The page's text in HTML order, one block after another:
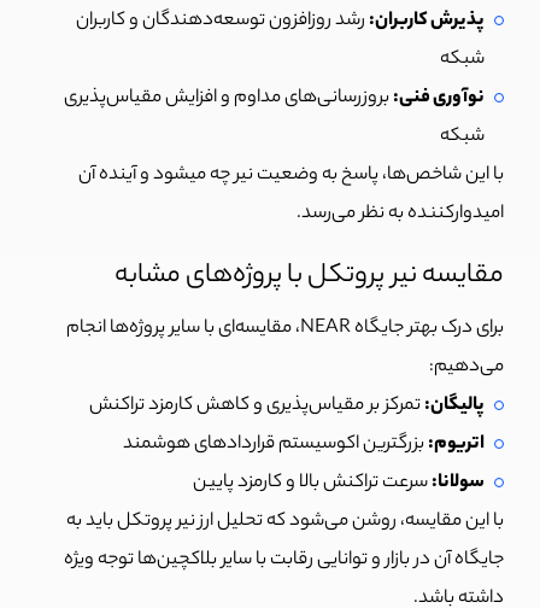
پذیرش کاربران: رشد روزافزون توسعه‌دهندگان و کاربران
شبکه
نوآوری فنی:بروزرسانی‌های مداوم و افزایش مقیاس‌پذیری
شبکه
با این شاخص‌ها، پاسخ به وضعیت نیر چه میشود و آینده آن
امیدوارکننده به نظر می‌رسد.
مقایسه نیر پروتکل با پروژه‌های مشابه
برای درک بهتر جایگاه NEAR، مقایسه‌ای با سایر پروژه‌ها انجام
می‌دهیم:
پالیگان:تمرکز بر مقیاس‌پذیری و کاهش کارمزد تراکنش
اتریوم:بزرگترین اکوسیستم قراردادهای هوشمند
سولانا:سرعت تراکنش بالا و کارمزد پایین
با این مقایسه، روشن می‌شود که تحلیل ارز نیر پروتکل باید به
جایگاه آن در بازار و توانایی رقابت با سایر بلاکچین‌ها توجه ویژه
داشته باشد.